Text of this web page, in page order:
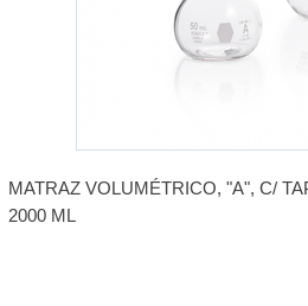
MATRAZ VOLUMÉTRICO, "A", C/
2000 ML